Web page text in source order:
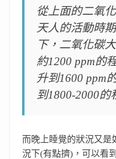
從上面的二氧
天人的活動時
下，二氧化碳
約1200 ppm的
升到1600 ppm
到1800-2000的
而晚上睡覺的狀況又是
況下(有點擠)，可以看